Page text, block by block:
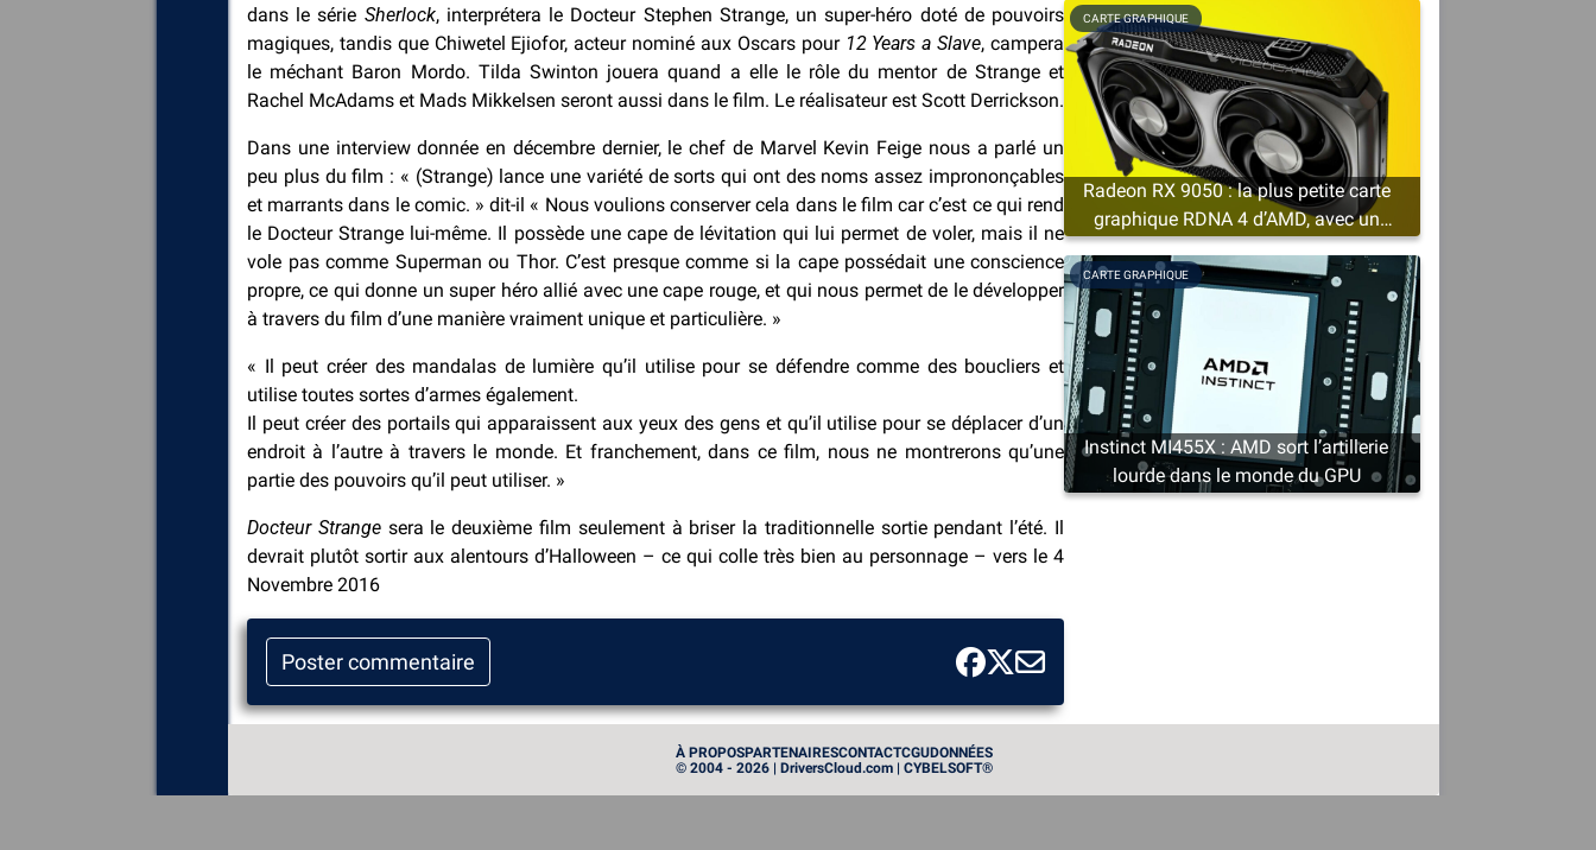
dans le série Sherlock, interprétera le Docteur Stephen Strange, un super-héro doté de pouvoirs
magiques, tandis que Chiwetel Ejiofor, acteur nominé aux Oscars pour 12 Years a Slave, campera
le méchant Baron Mordo. Tilda Swinton jouera quand a elle le rôle du mentor de Strange et
Rachel McAdams et Mads Mikkelsen seront aussi dans le film. Le réalisateur est Scott Derrickson.
Dans une interview donnée en décembre dernier, le chef de Marvel Kevin Feige nous a parlé un
peu plus du film : « (Strange) lance une variété de sorts qui ont des noms assez imprononçables
et marrants dans le comic. » dit-il « Nous voulions conserver cela dans le film car c’est ce qui rend
le Docteur Strange lui-même. Il possède une cape de lévitation qui lui permet de voler, mais il ne
vole pas comme Superman ou Thor. C’est presque comme si la cape possédait une conscience
propre, ce qui donne un super héro allié avec une cape rouge, et qui nous permet de le développer
à travers du film d’une manière vraiment unique et particulière. »
« Il peut créer des mandalas de lumière qu’il utilise pour se défendre comme des boucliers et
utilise toutes sortes d’armes également.
Il peut créer des portails qui apparaissent aux yeux des gens et qu’il utilise pour se déplacer d’un
endroit à l’autre à travers le monde. Et franchement, dans ce film, nous ne montrerons qu’une
partie des pouvoirs qu’il peut utiliser. »
Docteur Strangesera le deuxième film seulement à briser la traditionnelle sortie pendant l’été. Il
devrait plutôt sortir aux alentours d’Halloween – ce qui colle très bien au personnage – vers le 4
Novembre 2016
Poster commentaire
Radeon RX 9050 : la plus petite carte
graphique RDNA 4 d’AMD, avec un
minimum de 4 Go de VRAM
CARTE GRAPHIQUE
Instinct MI455X : AMD sort l’artillerie
lourde dans le monde du GPU
CARTE GRAPHIQUE
À PROPOSPARTENAIRESCONTACTCGUDONNÉES
© 2004 - 2026 | DriversCloud.com | CYBELSOFT®